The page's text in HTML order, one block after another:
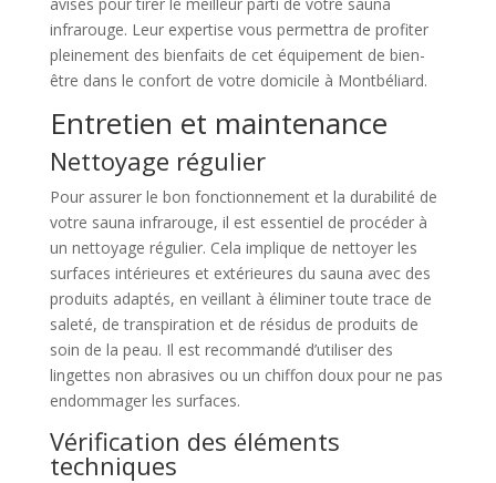
infrarouge. Leur expertise vous permettra de profiter
pleinement des bienfaits de cet équipement de bien-
être dans le confort de votre domicile à Montbéliard.
Entretien et maintenance
Nettoyage régulier
Pour assurer le bon fonctionnement et la durabilité de
votre sauna infrarouge, il est essentiel de procéder à
un nettoyage régulier. Cela implique de nettoyer les
surfaces intérieures et extérieures du sauna avec des
produits adaptés, en veillant à éliminer toute trace de
saleté, de transpiration et de résidus de produits de
soin de la peau. Il est recommandé d’utiliser des
lingettes non abrasives ou un chiffon doux pour ne pas
endommager les surfaces.
Vérification des éléments
techniques